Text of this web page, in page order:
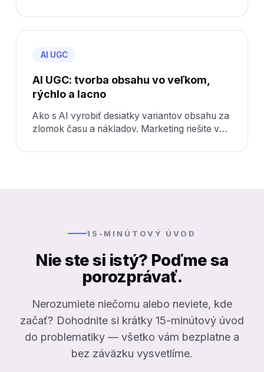
AI UGC
AI UGC: tvorba obsahu vo veľkom,
rýchlo a lacno
Ako s AI vyrobiť desiatky variantov obsahu za
zlomok času a nákladov. Marketing riešite vy
15-MINÚTOVÝ ÚVOD
Nie ste si istý? Poďme sa
porozprávať.
Nerozumiete niečomu alebo neviete, kde
začať? Dohodnite si krátky 15-minútový úvod
do problematiky — všetko vám bezplatne a
bez záväzku vysvetlíme.